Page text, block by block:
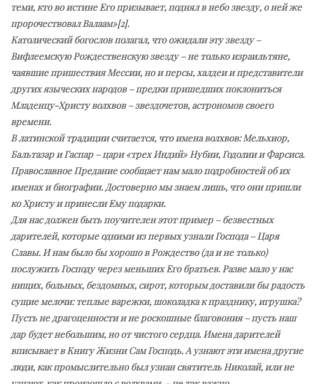
теми, кто во истине Его призывает, поднял в небо звезду, о ней же
пророчествовал Валаам»[2].
Католический богослов полагал, что ожидали эту звезду –
Вифлеемскую Рождественскую звезду – не только израильтяне,
чаявшие пришествия Мессии, но и персы, халдеи и представители
других языческих народов – предки пришедших поклониться
Младенцу-Христу волхвов – звездочетов, астрономов своего
времени.
В латинской традиции считается, что имена волхвов: Мельхиор,
Бальтазар и Гаспар – цари «трех Индий» Нубии, Годолии и Фарсиса.
Православное Предание сообщает нам мало подробностей об их
именах и биографии. Достоверно мы знаем лишь, что они пришли
ко Христу и принесли Ему подарки.
Для нас должен быть поучителен этот пример – безвестных
дарителей, которые одними из первых узнали Господа – Царя
Славы. И нам было бы хорошо в Рождество (да и не только)
послужить Господу через меньших Его братьев. Разве мало у нас
нищих, больных, бездомных, сирот, которым доставили бы радость
сущие мелочи: теплые варежки, шоколадка к празднику, игрушка?
Пусть не драгоценности и не роскошные благовония – пусть наш
дар будет небольшим, но от чистого сердца. Имена дарителей
вписывает в Книгу Жизни Сам Господь. А узнают эти имена другие
люди, как промыслительно был узнан святитель Николай, или не